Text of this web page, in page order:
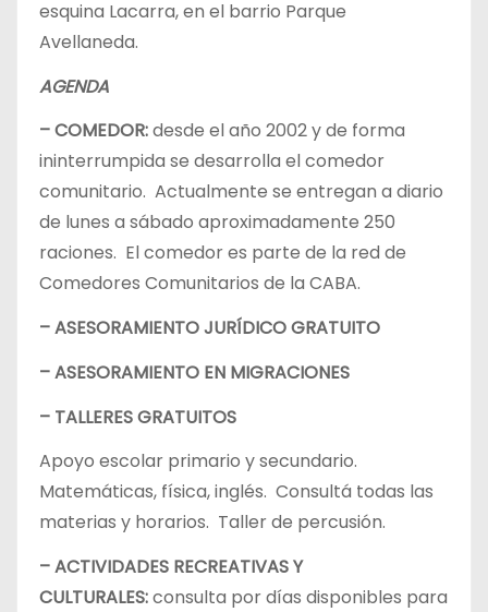
esquina Lacarra, en el barrio Parque
Avellaneda.
AGENDA
– COMEDOR:desde el año 2002 y de forma
ininterrumpida se desarrolla el comedor
comunitario. Actualmente se entregan a diario
de lunes a sábado aproximadamente 250
raciones. El comedor es parte de la red de
Comedores Comunitarios de la CABA.
– ASESORAMIENTO JURÍDICO GRATUITO
– ASESORAMIENTO EN MIGRACIONES
– TALLERES GRATUITOS
Apoyo escolar primario y secundario.
Matemáticas, física, inglés. Consultá todas las
materias y horarios. Taller de percusión.
– ACTIVIDADES RECREATIVAS Y
CULTURALES:consulta por días disponibles para